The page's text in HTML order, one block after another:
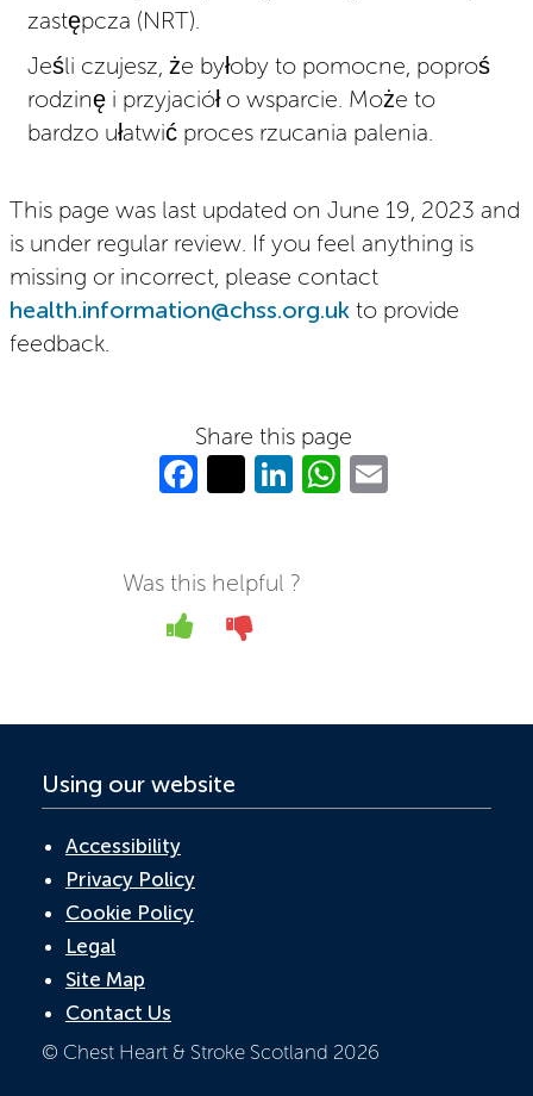
zastępcza (NRT).
Jeśli czujesz, że byłoby to pomocne, poproś
rodzinę i przyjaciół o wsparcie. Może to
bardzo ułatwić proces rzucania palenia.
This page was last updated on June 19, 2023 and
is under regular review. If you feel anything is
missing or incorrect, please contact
health.information@chss.org.uk to provide
feedback.
Share this page
Fa
b
o
T
er
Li W
Was this helpful ?
Yes No
Using our website
Accessibility
Privacy Policy
Cookie Policy
Legal
Site Map
Contact Us
© Chest Heart & Stroke Scotland 2026